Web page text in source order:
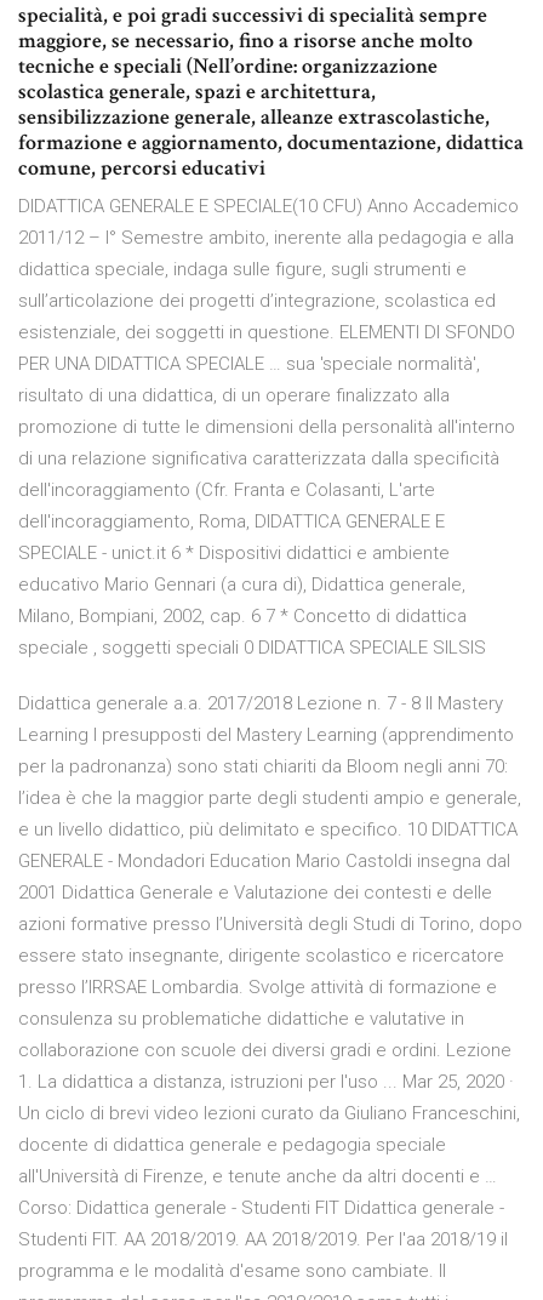
specialità, e poi gradi successivi di specialità sempre
maggiore, se necessario, fino a risorse anche molto
tecniche e speciali (Nell’ordine: organizzazione
scolastica generale, spazi e architettura,
sensibilizzazione generale, alleanze extrascolastiche,
formazione e aggiornamento, documentazione, didattica
comune, percorsi educativi
DIDATTICA GENERALE E SPECIALE(10 CFU) Anno Accademico
2011/12 – I° Semestre ambito, inerente alla pedagogia e alla
didattica speciale, indaga sulle figure, sugli strumenti e
sull’articolazione dei progetti d’integrazione, scolastica ed
esistenziale, dei soggetti in questione. ELEMENTI DI SFONDO
PER UNA DIDATTICA SPECIALE … sua 'speciale normalità',
risultato di una didattica, di un operare finalizzato alla
promozione di tutte le dimensioni della personalità all'interno
di una relazione significativa caratterizzata dalla specificità
dell'incoraggiamento (Cfr. Franta e Colasanti, L'arte
dell'incoraggiamento, Roma, DIDATTICA GENERALE E
SPECIALE - unict.it 6 * Dispositivi didattici e ambiente
educativo Mario Gennari (a cura di), Didattica generale,
Milano, Bompiani, 2002, cap. 6 7 * Concetto di didattica
speciale , soggetti speciali 0 DIDATTICA SPECIALE SILSIS
Didattica generale a.a. 2017/2018 Lezione n. 7 - 8 Il Mastery
Learning I presupposti del Mastery Learning (apprendimento
per la padronanza) sono stati chiariti da Bloom negli anni 70:
l’idea è che la maggior parte degli studenti ampio e generale,
e un livello didattico, più delimitato e specifico. 10 DIDATTICA
GENERALE - Mondadori Education Mario Castoldi insegna dal
2001 Didattica Generale e Valutazione dei contesti e delle
azioni formative presso l’Università degli Studi di Torino, dopo
essere stato insegnante, dirigente scolastico e ricercatore
presso l’IRRSAE Lombardia. Svolge attività di formazione e
consulenza su problematiche didattiche e valutative in
collaborazione con scuole dei diversi gradi e ordini. Lezione
1. La didattica a distanza, istruzioni per l'uso ... Mar 25, 2020 ·
Un ciclo di brevi video lezioni curato da Giuliano Franceschini,
docente di didattica generale e pedagogia speciale
all'Università di Firenze, e tenute anche da altri docenti e …
Corso: Didattica generale - Studenti FIT Didattica generale -
Studenti FIT. AA 2018/2019. AA 2018/2019. Per l'aa 2018/19 il
programma e le modalità d'esame sono cambiate. Il